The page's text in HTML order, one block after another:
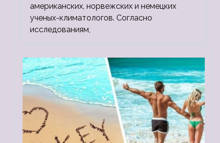
американских, норвежских и немецких
ученых-климатологов. Согласно
исследованиям,